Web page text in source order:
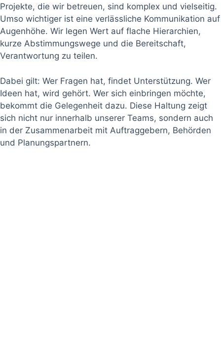
Projekte, die wir betreuen, sind komplex und vielseitig.
Umso wichtiger ist eine verlässliche Kommunikation auf
Augenhöhe. Wir legen Wert auf flache Hierarchien,
kurze Abstimmungswege und die Bereitschaft,
Verantwortung zu teilen.
Dabei gilt: Wer Fragen hat, findet Unterstützung. Wer
Ideen hat, wird gehört. Wer sich einbringen möchte,
bekommt die Gelegenheit dazu. Diese Haltung zeigt
sich nicht nur innerhalb unserer Teams, sondern auch
in der Zusammenarbeit mit Auftraggebern, Behörden
und Planungspartnern.